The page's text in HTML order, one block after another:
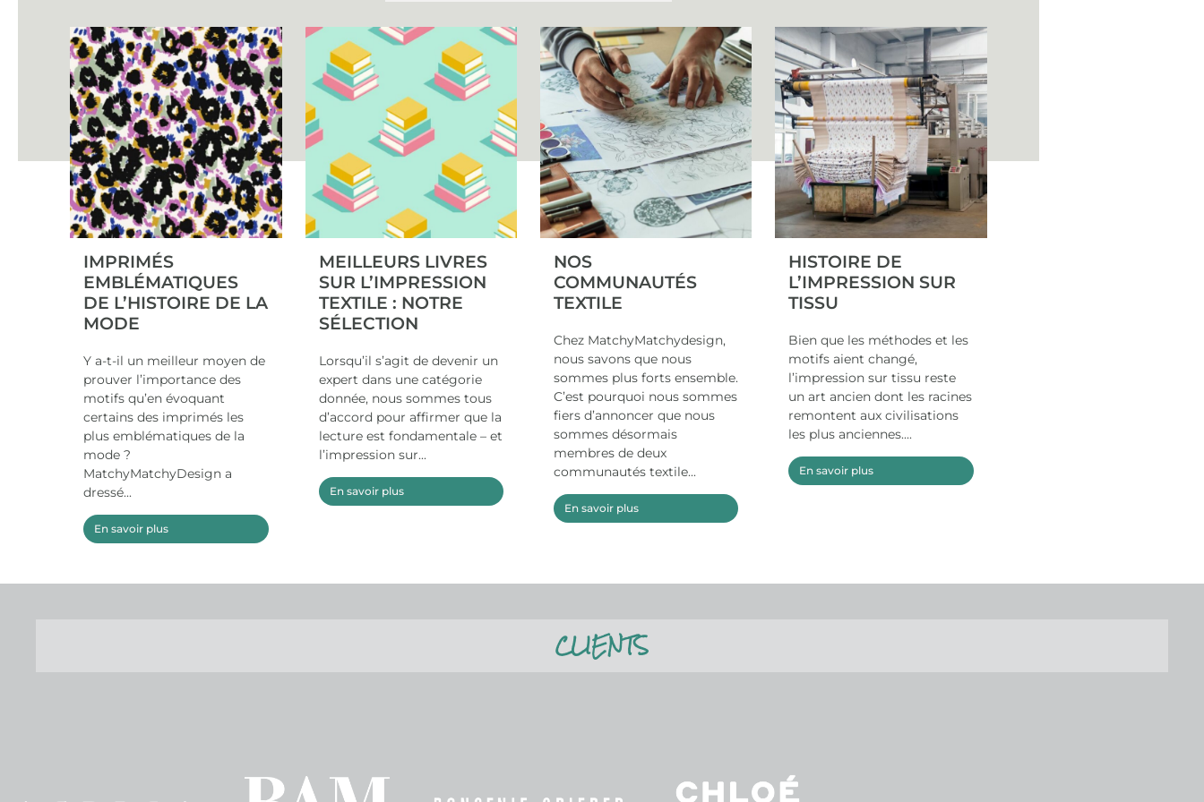
IMPRIMÉS
EMBLÉMATIQUES
DE L’HISTOIRE DE LA
MODE
Y a-t-il un meilleur moyen de
prouver l’importance des
motifs qu’en évoquant
certains des imprimés les
plus emblématiques de la
mode ?
MatchyMatchyDesign a
dressé...
En savoir plus
MEILLEURS LIVRES
SUR L’IMPRESSION
TEXTILE : NOTRE
SÉLECTION
Lorsqu’il s’agit de devenir un
expert dans une catégorie
donnée, nous sommes tous
d’accord pour affirmer que la
lecture est fondamentale – et
l’impression sur...
En savoir plus
NOS
COMMUNAUTÉS
TEXTILE
Chez MatchyMatchydesign,
nous savons que nous
sommes plus forts ensemble.
C’est pourquoi nous sommes
fiers d’annoncer que nous
sommes désormais
membres de deux
communautés textile...
En savoir plus
HISTOIRE DE
L’IMPRESSION SUR
TISSU
Bien que les méthodes et les
motifs aient changé,
l’impression sur tissu reste
un art ancien dont les racines
remontent aux civilisations
les plus anciennes....
En savoir plus
CLIENTS